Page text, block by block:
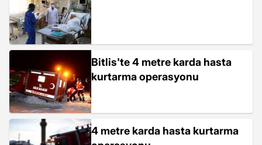
Bitlis'te 4 metre karda hasta
kurtarma operasyonu
4 metre karda hasta kurtarma